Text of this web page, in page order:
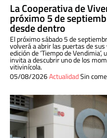
La Cooperativa de
próximo 5 de
desde dentro
El próximo sábado 5 de
volverá a abrir las puertas de
edición de ‘Tiempo de
invita a descubrir uno de los
vitivinícola.
05/08/2026ActualidadSin